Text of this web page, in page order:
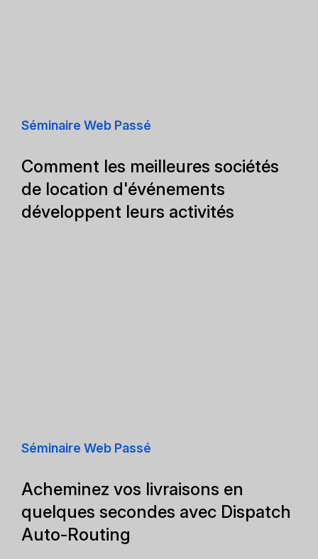
Séminaire Web Passé
Comment les meilleures sociétés
de location d'événements
développent leurs activités
Séminaire Web Passé
Acheminez vos livraisons en
quelques secondes avec Dispatch
Auto-Routing